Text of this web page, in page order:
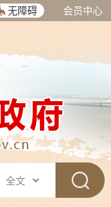
无障碍 会员中心